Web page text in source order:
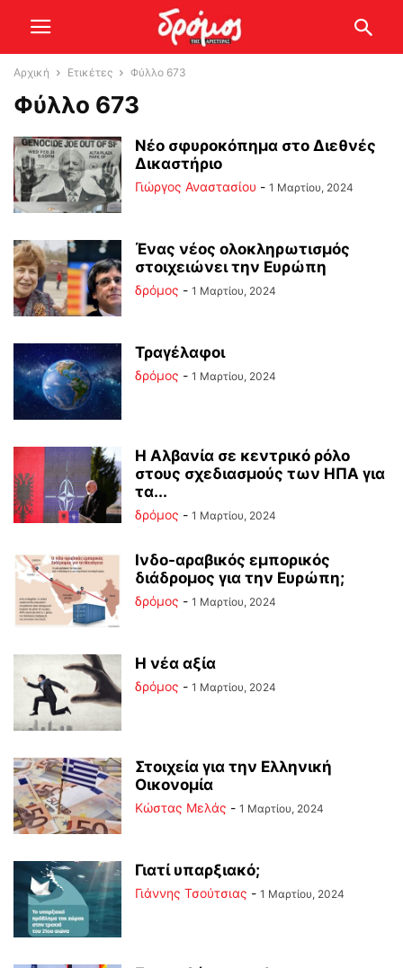
Αρχική Ετικέτες Φύλλο 673
Φύλλο 673
Νέο σφυροκόπημα στο Διεθνές
Δικαστήριο
Γιώργος Αναστασίου - 1 Μαρτίου, 2024
Ένας νέος ολοκληρωτισμός
στοιχειώνει την Ευρώπη
δρόμος - 1 Μαρτίου, 2024
Τραγέλαφοι
δρόμος - 1 Μαρτίου, 2024
Η Αλβανία σε κεντρικό ρόλο
στους σχεδιασμούς των ΗΠΑ για
τα...
δρόμος - 1 Μαρτίου, 2024
Ινδο-αραβικός εμπορικός
διάδρομος για την Ευρώπη;
δρόμος - 1 Μαρτίου, 2024
Η νέα αξία
δρόμος - 1 Μαρτίου, 2024
Στοιχεία για την Ελληνική
Οικονομία
Κώστας Μελάς - 1 Μαρτίου, 2024
Γιατί υπαρξιακό;
Γιάννης Τσούτσιας - 1 Μαρτίου, 2024